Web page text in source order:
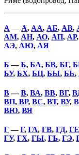
А — А, АА, АБ, АВ,
АМ, АН, АО, АП, АР,
АЭ, АЮ, АЯ
Б —Б, БА, БВ, БГ,
БУ, БХ, БЦ, БЫ, БЬ,
В—В, ВА, ВВ, ВГ,
ВП, ВР, ВС, ВТ, ВУ,
ВЮ, ВЯ
Г—Г, ГА, ГВ, ГД, ГЕ
ГУ, ГХ, ГЫ, ГЬ, ГЭ,